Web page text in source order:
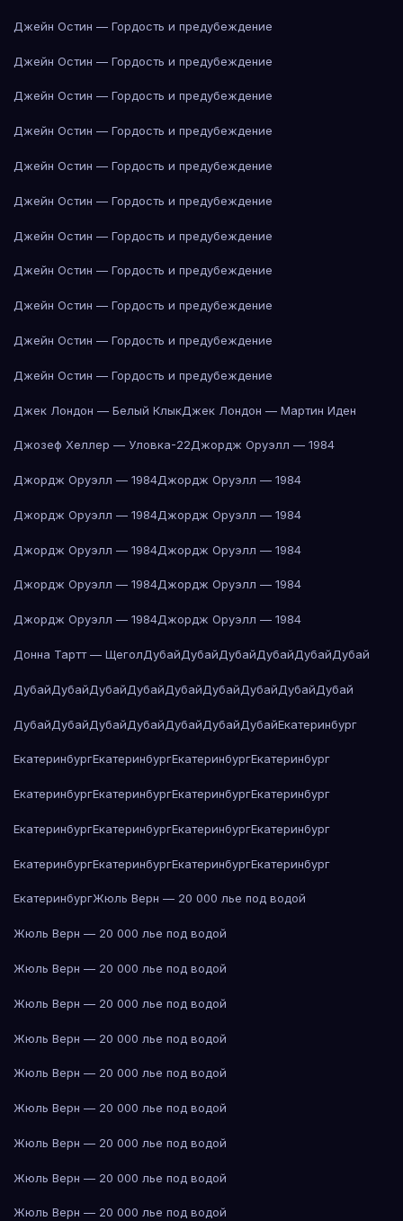
Джейн Остин — Гордость и предубеждение
Джейн Остин — Гордость и предубеждение
Джейн Остин — Гордость и предубеждение
Джейн Остин — Гордость и предубеждение
Джейн Остин — Гордость и предубеждение
Джейн Остин — Гордость и предубеждение
Джейн Остин — Гордость и предубеждение
Джейн Остин — Гордость и предубеждение
Джейн Остин — Гордость и предубеждение
Джейн Остин — Гордость и предубеждение
Джейн Остин — Гордость и предубеждение
Джек Лондон — Белый КлыкДжек Лондон — Мартин Иден
Джозеф Хеллер — Уловка-22Джордж Оруэлл — 1984
Джордж Оруэлл — 1984Джордж Оруэлл — 1984
Джордж Оруэлл — 1984Джордж Оруэлл — 1984
Джордж Оруэлл — 1984Джордж Оруэлл — 1984
Джордж Оруэлл — 1984Джордж Оруэлл — 1984
Джордж Оруэлл — 1984Джордж Оруэлл — 1984
Донна Тартт — ЩеголДубайДубайДубайДубайДубайДубай
ДубайДубайДубайДубайДубайДубайДубайДубайДубай
ДубайДубайДубайДубайДубайДубайДубайЕкатеринбург
ЕкатеринбургЕкатеринбургЕкатеринбургЕкатеринбург
ЕкатеринбургЕкатеринбургЕкатеринбургЕкатеринбург
ЕкатеринбургЕкатеринбургЕкатеринбургЕкатеринбург
ЕкатеринбургЕкатеринбургЕкатеринбургЕкатеринбург
ЕкатеринбургЖюль Верн — 20 000 лье под водой
Жюль Верн — 20 000 лье под водой
Жюль Верн — 20 000 лье под водой
Жюль Верн — 20 000 лье под водой
Жюль Верн — 20 000 лье под водой
Жюль Верн — 20 000 лье под водой
Жюль Верн — 20 000 лье под водой
Жюль Верн — 20 000 лье под водой
Жюль Верн — 20 000 лье под водой
Жюль Верн — 20 000 лье под водой